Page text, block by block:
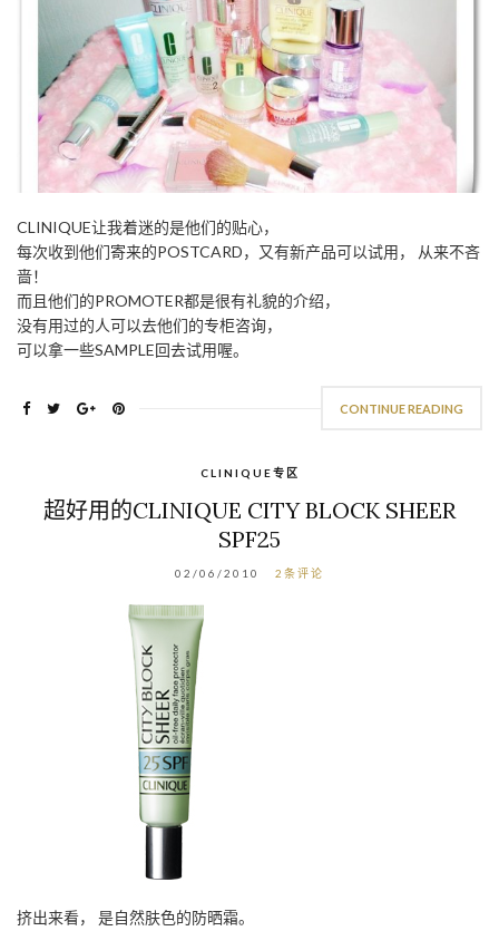
CLINIQUE让我着迷的是他们的贴心，
每次收到他们寄来的POSTCARD，又有新产品可以试用， 从来不吝
啬！
而且他们的PROMOTER都是很有礼貌的介绍，
没有用过的人可以去他们的专柜咨询，
可以拿一些SAMPLE回去试用喔。
CONTINUE READING
CLINIQUE专区
超好用的CLINIQUE CITY BLOCK SHEER
SPF25
02/06/2010 2条评论
挤出来看， 是自然肤色的防晒霜。